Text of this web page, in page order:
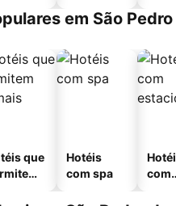
em São Pedro
que
Hotéis
com spa
com